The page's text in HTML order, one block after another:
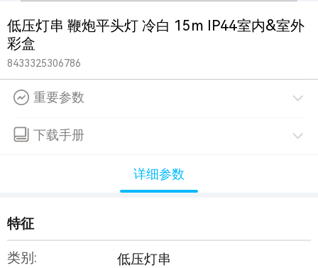
低压灯串 鞭炮平头灯 冷白 15m IP44室内&室外
彩盒
8433325306786
重要参数
下载手册
详细参数
特征
类别:
低压灯串